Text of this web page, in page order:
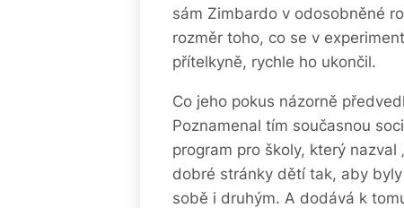
sám Zimbardo v odosobněné
rozměr toho, co se v
přítelkyně, rychle ho ukončil.
Co jeho pokus názorně
Poznamenal tím současnou
program pro školy, který nazval
dobré stránky dětí tak, aby
sobě i druhým. A dodává k